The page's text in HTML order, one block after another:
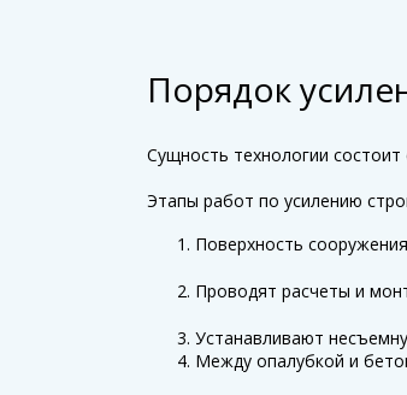
Порядок
Сущность технологии
Этапы работ по усилению
Поверхность
Проводят расчеты и
Устанавливают
Между опалубкой и